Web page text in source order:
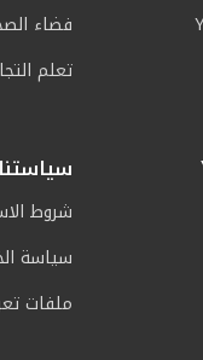
فضاء
تعلم
سياستنا
شروط
سياسة
ملفات